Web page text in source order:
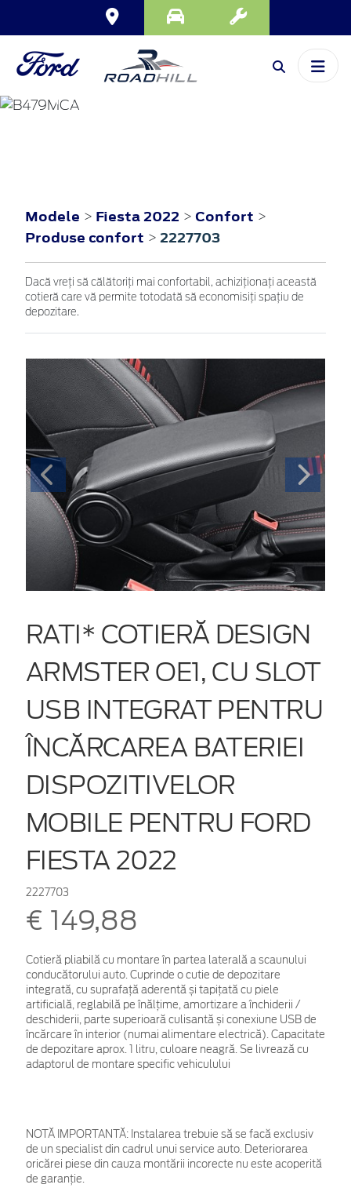
FIESTA
Modele > Fiesta 2022 > Confort >
Produse confort > 2227703
Dacă vreţi să călătoriţi mai confortabil, achiziţionaţi această
cotieră care vă permite totodată să economisiţi spaţiu de
depozitare.
RATI* COTIERĂ DESIGN
ARMSTER OE1, CU SLOT
USB INTEGRAT PENTRU
ÎNCĂRCAREA BATERIEI
DISPOZITIVELOR
MOBILE PENTRU FORD
FIESTA 2022
2227703
€ 149,88
Cotieră pliabilă cu montare în partea laterală a scaunului
conducătorului auto. Cuprinde o cutie de depozitare
integrată, cu suprafață aderentă și tapițată cu piele
artificială, reglabilă pe înălțime, amortizare a închiderii /
deschiderii, parte superioară culisantă și conexiune USB de
încărcare în interior (numai alimentare electrică). Capacitate
de depozitare aprox. 1 litru, culoare neagră. Se livrează cu
adaptorul de montare specific vehiculului
NOTĂ IMPORTANTĂ: Instalarea trebuie să se facă exclusiv
de un specialist din cadrul unui service auto. Deteriorarea
oricărei piese din cauza montării incorecte nu este acoperită
de garanţie.